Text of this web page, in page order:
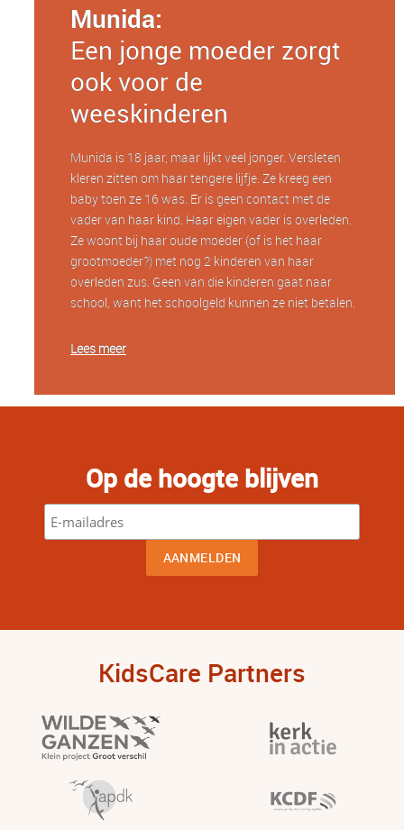
Munida:
Een jonge moeder zorgt
ook voor de
weeskinderen
Munida is 18 jaar, maar lijkt veel jonger. Versleten
kleren zitten om haar tengere lijfje. Ze kreeg een
baby toen ze 16 was. Er is geen contact met de
vader van haar kind. Haar eigen vader is overleden.
Ze woont bij haar oude moeder (of is het haar
grootmoeder?) met nog 2 kinderen van haar
overleden zus. Geen van die kinderen gaat naar
school, want het schoolgeld kunnen ze niet betalen.
Lees meer
Op de hoogte blijven
KidsCare Partners